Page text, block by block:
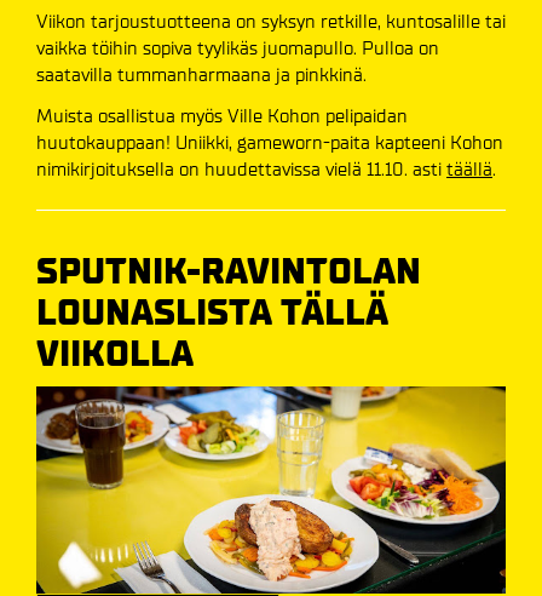
Viikon tarjoustuotteena on syksyn retkille, kuntosalille tai
vaikka töihin sopiva tyylikäs juomapullo. Pulloa on
saatavilla tummanharmaana ja pinkkinä.
Muista osallistua myös Ville Kohon pelipaidan
huutokauppaan! Uniikki, gameworn-paita kapteeni Kohon
nimikirjoituksella on huudettavissa vielä 11.10. asti täällä.
SPUTNIK-RAVINTOLAN
LOUNASLISTA TÄLLÄ
VIIKOLLA